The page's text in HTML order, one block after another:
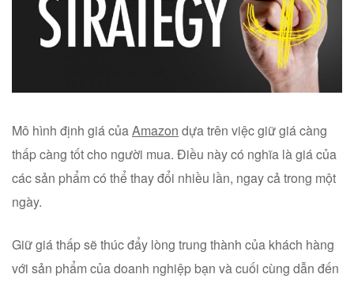
Mô hình định giá củaAmazon dựa trên việc giữ giá càng
thấp càng tốt cho người mua. Điều này có nghĩa là giá của
các sản phẩm có thể thay đổi nhiều lần, ngay cả trong một
ngày.
Giữ giá thấp sẽ thúc đẩy lòng trung thành của khách hàng
với sản phẩm của doanh nghiệp bạn và cuối cùng dẫn đến